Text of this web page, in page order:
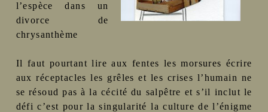
l’espèce dans un
divorce de
chrysanthème
Il faut pourtant lire aux fentes les morsures écrire
aux réceptacles les grêles et les crises l’humain ne
se résoud pas à la cécité du salpêtre et s’il inclut le
défi c’est pour la singularité la culture de l’énigme